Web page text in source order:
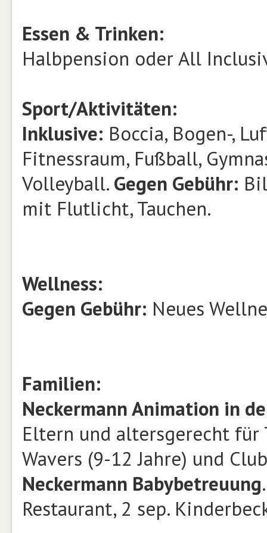
Essen & Trinken:
Halbpension oder All
Sport/Aktivitäten:
Inklusive: Boccia, Bogen-,
Fitnessraum, Fußball,
Volleyball. Gegen Gebühr:
mit Flutlicht, Tauchen.
Wellness:
Gegen Gebühr: Neues
Familien:
Neckermann Animation in
Eltern und altersgerecht für
Wavers (9-12 Jahre) und
Neckermann Babybetreuung
Restaurant, 2 sep.